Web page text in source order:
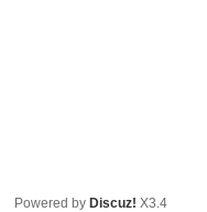
Powered by Discuz! X3.4